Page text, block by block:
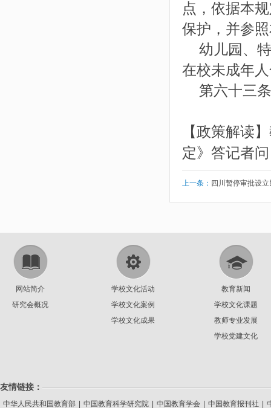
点，依据本
保护，并参
幼儿园、特
在校未成年
第六十三条
【政策解读
定》答记者问
上一条： 四川暂停审批设
网站简介
研究会概况
学校文化活动
学校文化案例
学校文化成果
教育新闻
学校文化课题
教师专业发展
学校党建文化
友情链接：
中华人民共和国教育部 中国教育科学研究院 中国教育学会 中国教育报刊社